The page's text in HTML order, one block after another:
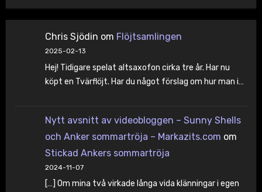
Chris Sjödin om Flöjtsamlingen
2025-02-13
Hej! Tidigare spelat altsaxofon cirka tre år. Har nu
köpt en Tvärflöjt. Har du något förslag om hur man i…
Nytt avsnitt av videobloggen – Sunny Shells
och Anker sommartröja – Markazits.com om
Stickad Ankers sommartröja
2024-11-07
[…] Om mina två virkade långa vida klänningar i egen